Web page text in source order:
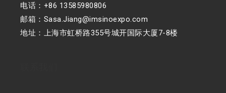
电话：+86 13585980806
邮箱：Sasa.Jiang@imsinoexpo.com
地址：上海市虹桥路355号城开国际大厦7-8楼